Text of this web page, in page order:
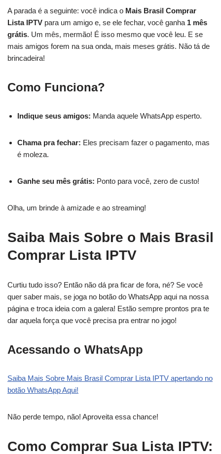
A parada é a seguinte: você indica o Mais Brasil Comprar
Lista IPTV para um amigo e, se ele fechar, você ganha 1 mês
grátis. Um mês, mermão! É isso mesmo que você leu. E se
mais amigos forem na sua onda, mais meses grátis. Não tá de
brincadeira!
Como Funciona?
Indique seus amigos: Manda aquele WhatsApp esperto.
Chama pra fechar: Eles precisam fazer o pagamento, mas
é moleza.
Ganhe seu mês grátis: Ponto para você, zero de custo!
Olha, um brinde à amizade e ao streaming!
Saiba Mais Sobre o Mais Brasil
Comprar Lista IPTV
Curtiu tudo isso? Então não dá pra ficar de fora, né? Se você
quer saber mais, se joga no botão do WhatsApp aqui na nossa
página e troca ideia com a galera! Estão sempre prontos pra te
dar aquela força que você precisa pra entrar no jogo!
Acessando o WhatsApp
Saiba Mais Sobre Mais Brasil Comprar Lista IPTV apertando no
botão WhatsApp Aqui!
Não perde tempo, não! Aproveita essa chance!
Como Comprar Sua Lista IPTV: